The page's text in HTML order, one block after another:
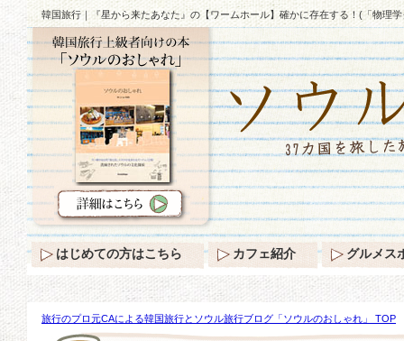
韓国旅行｜『星から来たあなた』の【ワームホール】確かに存在する！(「物理
旅行のプロ元CAによる韓国旅行とソウル旅行ブログ「ソウルのおしゃれ」 TOP
『星から来たあなた』の【ワームホール】確かに存在する！(「物理学クロニク
はじめての方はこちら カフェ紹介 グルメス